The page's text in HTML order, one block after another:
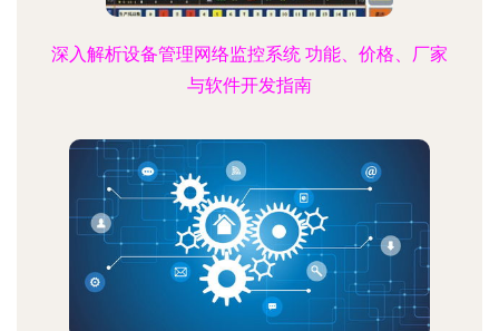
深入解析设备管理网络监控系统 功能、价格、厂家
与软件开发指南